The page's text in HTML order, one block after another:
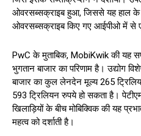
ओवरसब्सक्राइब हुआ, जिससे यह हाल
ओवरसब्सक्राइब किए गए आईपीओ में से
PwC के मुताबिक, MobiKwik की यह
भुगतान बाजार का परिणाम है। उद्योग
बाजार का कुल लेनदेन मूल्य 265
593 ट्रिलियन रुपये हो सकता है।
खिलाड़ियों के बीच मोबिक्विक की यह
महत्व को दर्शाती है।